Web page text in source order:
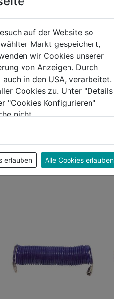
direkt
ja
1
2.850 U/min
53/21/52 cm
18 kg
auf der Website so
Markt gespeichert,
wir Cookies unserer
von Anzeigen. Durch
in den USA, verarbeitet.
Cookies zu. Unter "Details
"Cookies Konfigurieren"
nicht.
erlauben Alle Cookies erlauben